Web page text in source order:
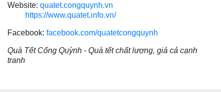
Website: quatet.congquynh.vn
https://www.quatet.info.vn/
Facebook: facebook.com/quatetcongquynh
Quà Tết Cống Quỳnh - Quà tết chất lượng, giá cả cạnh
tranh